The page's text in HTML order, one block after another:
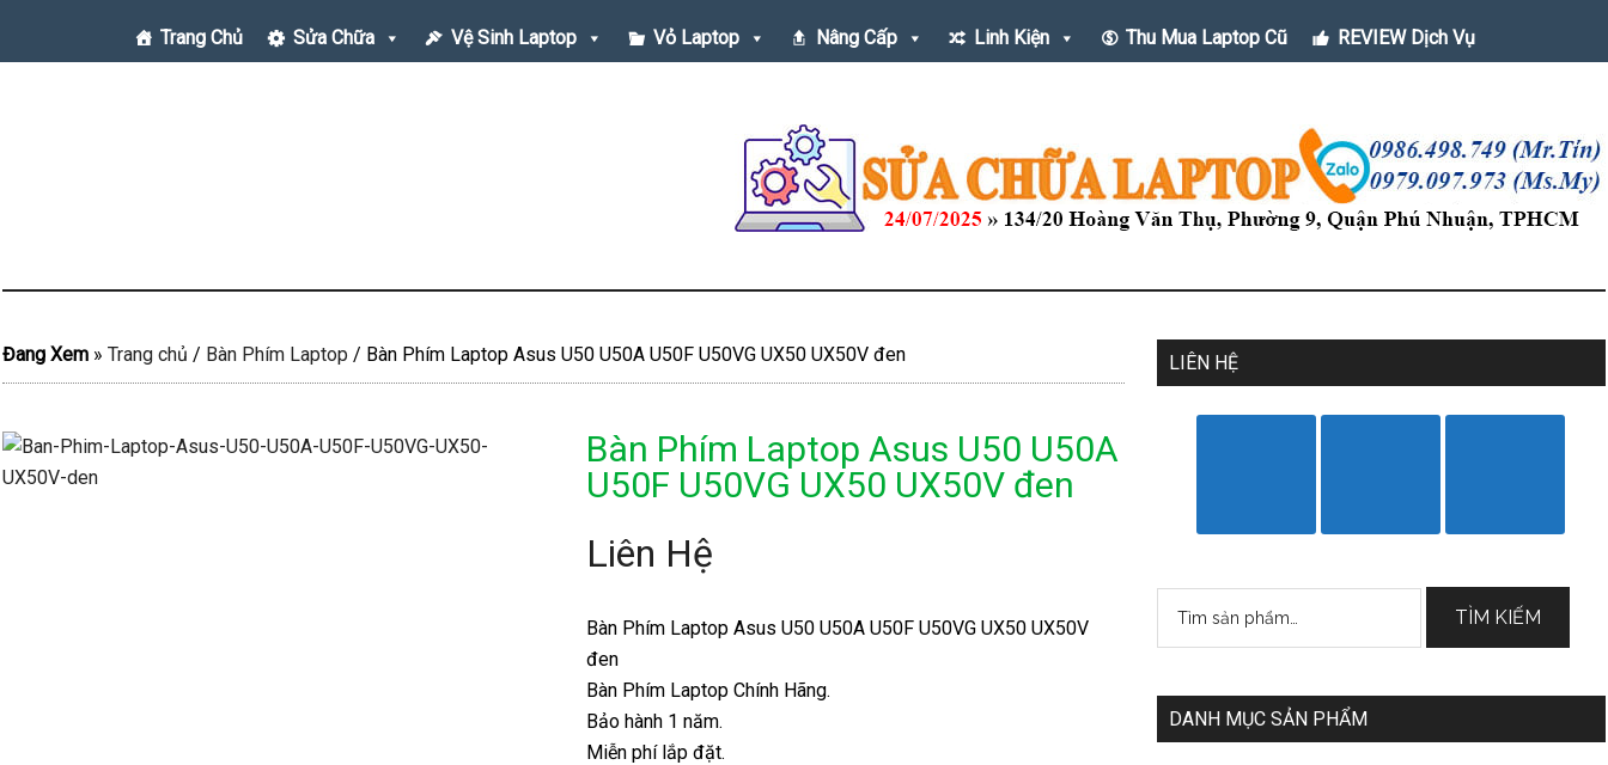
Trang Chủ Sửa Chữa Vệ Sinh Laptop Vỏ Laptop Nâng Cấp Linh Kiện Thu Mua Laptop Cũ REVIEW Dịch Vụ
Đang Xem » Trang chủ / Bàn Phím Laptop / Bàn Phím Laptop Asus U50 U50A U50F U50VG UX50 UX50V đen
Bàn Phím Laptop Asus U50 U50A
U50F U50VG UX50 UX50V đen
Liên Hệ
Bàn Phím Laptop Asus U50 U50A U50F U50VG UX50 UX50V
đen
Bàn Phím Laptop Chính Hãng.
Bảo hành 1 năm.
Miễn phí lắp đặt.
LIÊN HỆ
kiếm:
TÌM KIẾM
DANH MỤC SẢN PHẨM